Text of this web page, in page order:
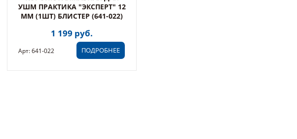
УШМ ПРАКТИКА "ЭКСПЕРТ" 12
ММ (1ШТ) БЛИСТЕР (641-022)
1 199 руб.
ПОДРОБНЕЕ
Арт: 641-022